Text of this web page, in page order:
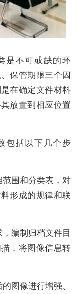
是不可或缺的环
保管期限三个因
在确定文件材料
放置到相应位置
包括以下几个步
围和分类表，对
形成的规律和联
编制归档文件目
，将图像信息转
图像进行增强、